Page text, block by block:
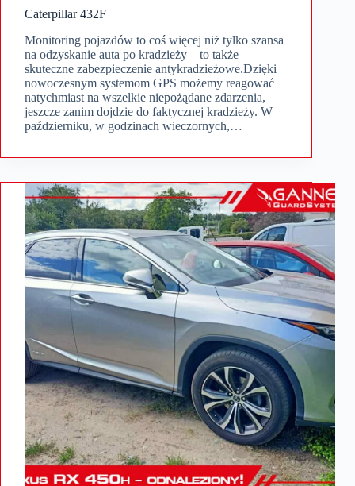
Caterpillar 432F
Monitoring pojazdów to coś więcej niż tylko szansa
na odzyskanie auta po kradzieży – to także
skuteczne zabezpieczenie antykradzieżowe.Dzięki
nowoczesnym systemom GPS możemy reagować
natychmiast na wszelkie niepożądane zdarzenia,
jeszcze zanim dojdzie do faktycznej kradzieży. W
październiku, w godzinach wieczornych,…